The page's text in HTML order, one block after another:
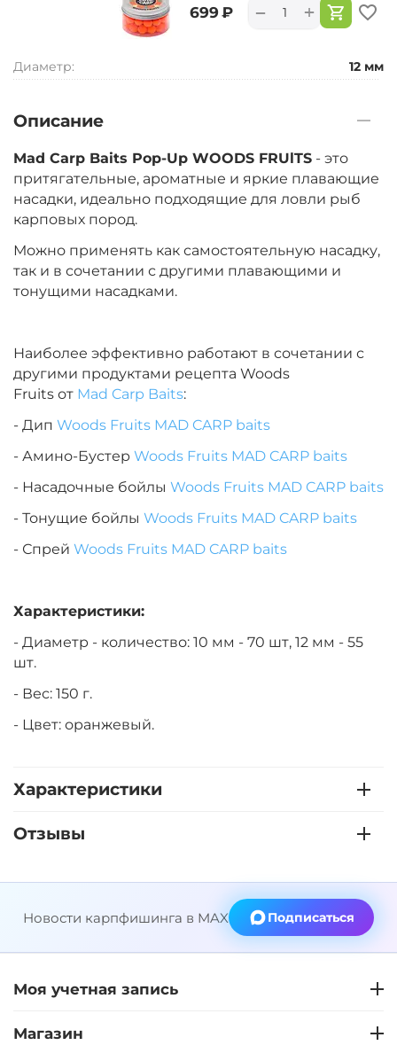
‍699‍ ₽ +
−
Диаметр: 12 мм
Описание
Mad Carp Baits Pop-Up WOODS FRUlTS - это
притягательные, ароматные и яркие плавающие
насадки, идеально подходящие для ловли рыб
карповых пород.
Можно применять как самостоятельную насадку,
так и в сочетании с другими плавающими и
тонущими насадками.
Наиболее эффективно работают в сочетании с
другими продуктами рецепта Woods
Fruits от Mad Carp Baits:
- Дип Woods Fruits MAD CARP baits
- Амино-Бустер Woods Fruits MAD CARP baits
- Насадочные бойлы Woods Fruits MAD CARP baits
- Тонущие бойлы Woods Fruits MAD CARP baits
- Спрей Woods Fruits MAD CARP baits
Характеристики:
- Диаметр - количество: 10 мм - 70 шт, 12 мм - 55
шт.
- Вес: 150 г.
- Цвет: оранжевый.
Характеристики
Отзывы
Новости карпфишинга в MAX Подписаться
Моя учетная запись
Магазин